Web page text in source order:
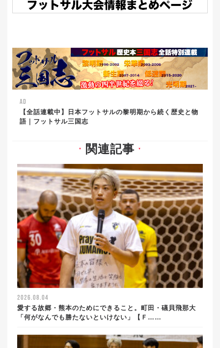
AD
【全話連載中】日本フットサルの黎明期から続く歴史と物
語｜フットサル三国志
▼ 関連記事 ▼
2026.08.04
愛する故郷・熊本のためにできること。町田・礒貝飛那大
「何がなんでも勝たないといけない」【Ｆ……